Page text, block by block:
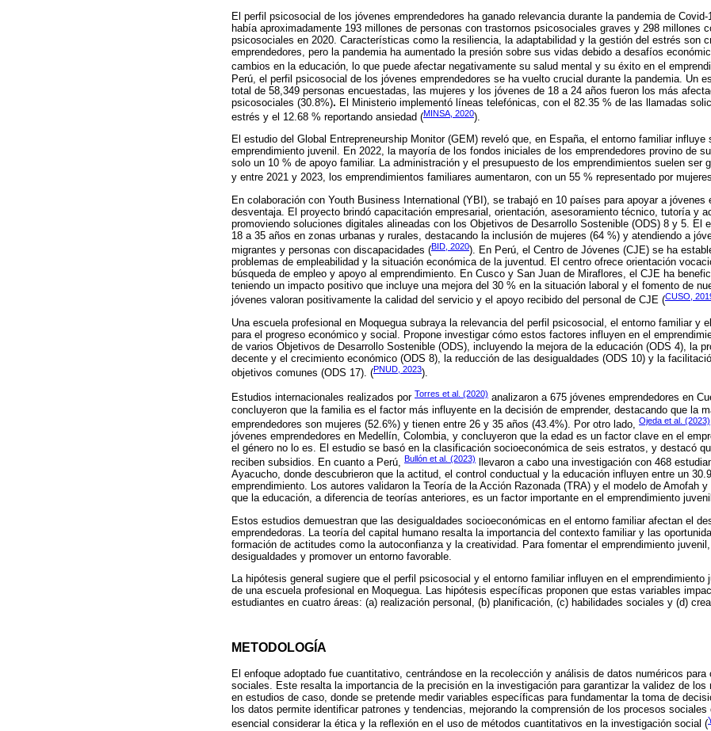
El perfil psicosocial de los jóvenes emprendedores ha ganado relevancia durante la pandemia de
había aproximadamente 193 millones de personas con trastornos psicosociales graves y 298 millones
psicosociales en 2020. Características como la resiliencia, la adaptabilidad y la gestión del estrés son
emprendedores, pero la pandemia ha aumentado la presión sobre sus vidas debido a desafíos
cambios en la educación, lo que puede afectar negativamente su salud mental y su éxito en el
Perú, el perfil psicosocial de los jóvenes emprendedores se ha vuelto crucial durante la pandemia. Un
total de 58,349 personas encuestadas, las mujeres y los jóvenes de 18 a 24 años fueron los más
psicosociales (30.8%). El Ministerio implementó líneas telefónicas, con el 82.35 % de las llamadas
estrés y el 12.68 % reportando ansiedad (MINSA, 2020).
El estudio del Global Entrepreneurship Monitor (GEM) reveló que, en España, el entorno familiar influye
emprendimiento juvenil. En 2022, la mayoría de los fondos iniciales de los emprendedores provino de
solo un 10 % de apoyo familiar. La administración y el presupuesto de los emprendimientos suelen ser
y entre 2021 y 2023, los emprendimientos familiares aumentaron, con un 55 % representado por
En colaboración con Youth Business International (YBI), se trabajó en 10 países para apoyar a jóvenes
desventaja. El proyecto brindó capacitación empresarial, orientación, asesoramiento técnico, tutoría y
promoviendo soluciones digitales alineadas con los Objetivos de Desarrollo Sostenible (ODS) 8 y 5. El
18 a 35 años en zonas urbanas y rurales, destacando la inclusión de mujeres (64 %) y atendiendo a
migrantes y personas con discapacidades (BID, 2020). En Perú, el Centro de Jóvenes (CJE) se ha
problemas de empleabilidad y la situación económica de la juventud. El centro ofrece orientación
búsqueda de empleo y apoyo al emprendimiento. En Cusco y San Juan de Miraflores, el CJE ha
teniendo un impacto positivo que incluye una mejora del 30 % en la situación laboral y el fomento de
jóvenes valoran positivamente la calidad del servicio y el apoyo recibido del personal de CJE (CUSO,
Una escuela profesional en Moquegua subraya la relevancia del perfil psicosocial, el entorno familiar y
para el progreso económico y social. Propone investigar cómo estos factores influyen en el
de varios Objetivos de Desarrollo Sostenible (ODS), incluyendo la mejora de la educación (ODS 4), la
decente y el crecimiento económico (ODS 8), la reducción de las desigualdades (ODS 10) y la
objetivos comunes (ODS 17). (PNUD, 2023).
Estudios internacionales realizados por Torres et al. (2020) analizaron a 675 jóvenes emprendedores en
concluyeron que la familia es el factor más influyente en la decisión de emprender, destacando que la
emprendedores son mujeres (52.6%) y tienen entre 26 y 35 años (43.4%). Por otro lado, Ojeda et al. (2023)
jóvenes emprendedores en Medellín, Colombia, y concluyeron que la edad es un factor clave en el
el género no lo es. El estudio se basó en la clasificación socioeconómica de seis estratos, y destacó
reciben subsidios. En cuanto a Perú, Bullón et al. (2023)
llevaron a cabo una investigación con 468
Ayacucho, donde descubrieron que la actitud, el control conductual y la educación influyen entre un
emprendimiento. Los autores validaron la Teoría de la Acción Razonada (TRA) y el modelo de Amofah
que la educación, a diferencia de teorías anteriores, es un factor importante en el emprendimiento
Estos estudios demuestran que las desigualdades socioeconómicas en el entorno familiar afectan el
emprendedoras. La teoría del capital humano resalta la importancia del contexto familiar y las
formación de actitudes como la autoconfianza y la creatividad. Para fomentar el emprendimiento
desigualdades y promover un entorno favorable.
La hipótesis general sugiere que el perfil psicosocial y el entorno familiar influyen en el emprendimiento
de una escuela profesional en Moquegua. Las hipótesis específicas proponen que estas variables
estudiantes en cuatro áreas: (a) realización personal, (b) planificación, (c) habilidades sociales y (d)
METODOLOGÍA
El enfoque adoptado fue cuantitativo, centrándose en la recolección y análisis de datos numéricos para
sociales. Este resalta la importancia de la precisión en la investigación para garantizar la validez de los
en estudios de caso, donde se pretende medir variables específicas para fundamentar la toma de
los datos permite identificar patrones y tendencias, mejorando la comprensión de los procesos
esencial considerar la ética y la reflexión en el uso de métodos cuantitativos en la investigación social (